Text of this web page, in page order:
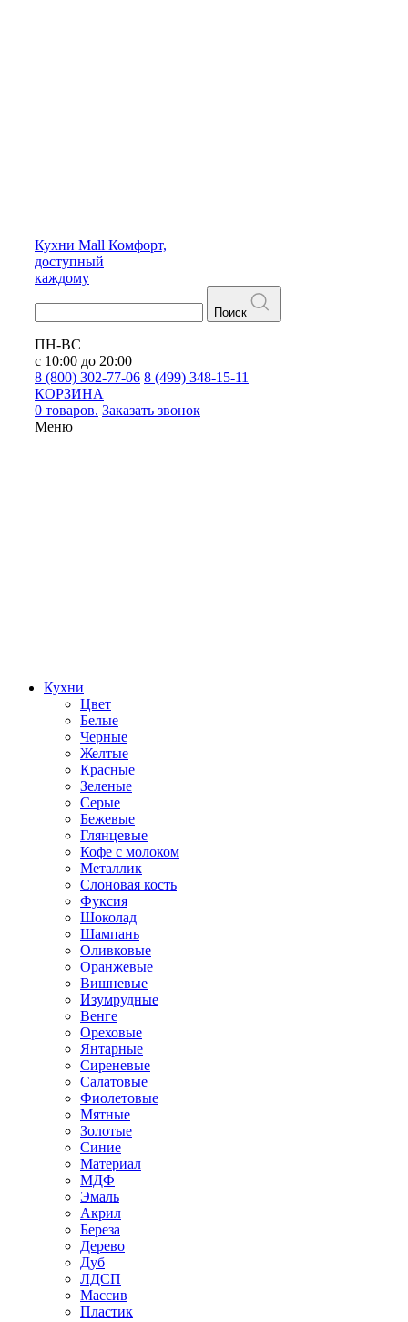
Кухни Mall Комфорт,
доступный
каждому
Поиск
ПН-ВС
с 10:00 до 20:00
8 (800) 302-77-06 8 (499) 348-15-11
КОРЗИНА
0 товаров. Заказать звонок
Меню
Кухни
Цвет
Белые
Черные
Желтые
Красные
Зеленые
Серые
Бежевые
Глянцевые
Кофе с молоком
Металлик
Слоновая кость
Фуксия
Шоколад
Шампань
Оливковые
Оранжевые
Вишневые
Изумрудные
Венге
Ореховые
Янтарные
Сиреневые
Салатовые
Фиолетовые
Мятные
Золотые
Синие
Материал
МДФ
Эмаль
Акрил
Береза
Дерево
Дуб
ЛДСП
Массив
Пластик